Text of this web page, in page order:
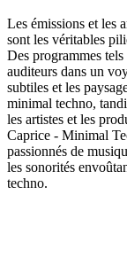
Les émissions et les
sont les véritables
Des programmes
auditeurs dans un
subtiles et les
minimal techno,
les artistes et les
Caprice - Minimal
passionnés de
les sonorités
techno.